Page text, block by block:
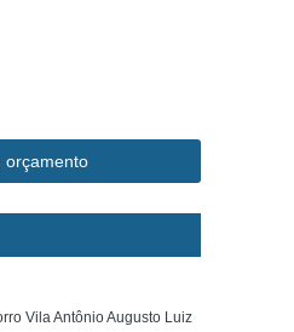
José dos Campos
em Cachorro
em Gatos
para Cachorro
orçamento
Vila Antônio Augusto Luiz